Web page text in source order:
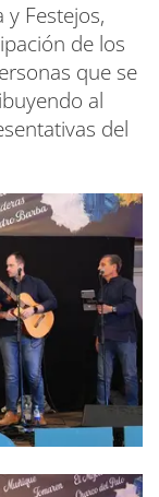
Festejos,
de los
que se
al
del